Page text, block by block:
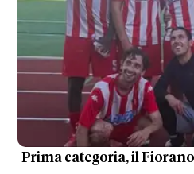
Prima categoria, il